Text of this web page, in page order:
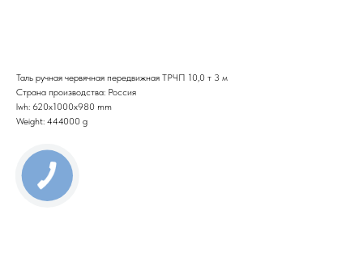
Таль ручная червячная передвижная ТРЧП 10,0 т 3 м
Страна производства: Россия
lwh: 620x1000x980 mm
Weight: 444000 g
КНОПКА
СВЯЗИ